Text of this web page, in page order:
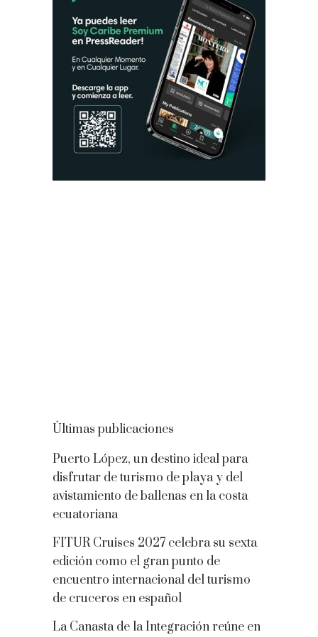
Últimas publicaciones
Puerto López, un destino ideal para
disfrutar de turismo de playa y del
avistamiento de ballenas en la costa
ecuatoriana
FITUR Cruises 2027 celebra su sexta
edición como el gran punto de
encuentro internacional del turismo
de cruceros en español
La Canasta de la Integración reúne en